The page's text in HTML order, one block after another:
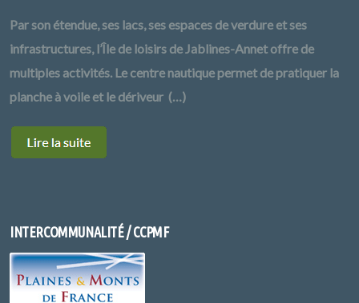
Par son étendue, ses lacs, ses espaces de verdure et ses
infrastructures, l’Île de loisirs de Jablines-Annet offre de
multiples activités. Le centre nautique permet de pratiquer la
planche à voile et le dériveur (…)
INTERCOMMUNALITÉ / CCPMF